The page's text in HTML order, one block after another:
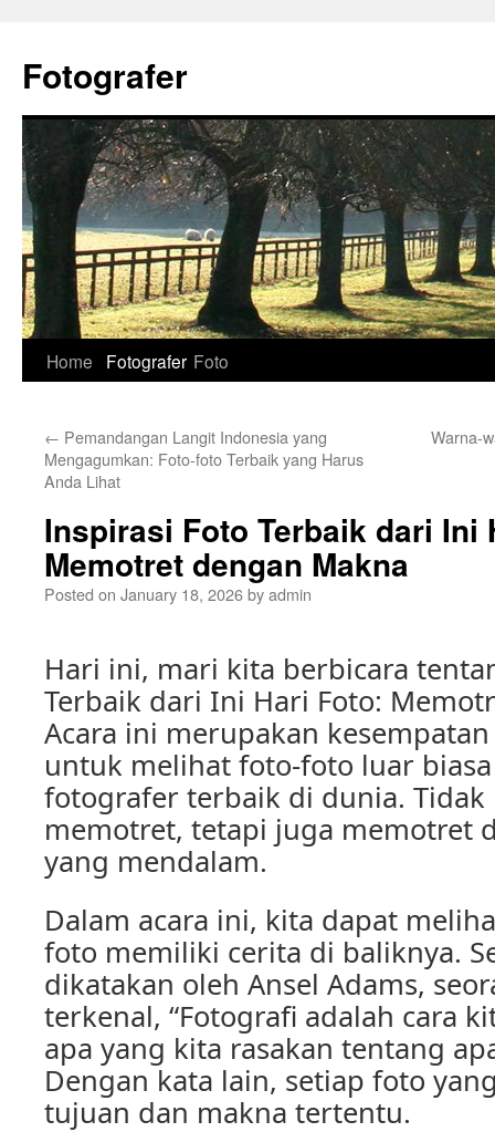
content
Fotografer
Home Fotografer Foto
← Pemandangan Langit Indonesia yang
Mengagumkan: Foto-foto Terbaik yang Harus
Anda Lihat
Warna-
Inspirasi Foto Terbaik dari Ini
Memotret dengan Makna
Posted on January 18, 2026byadmin
Hari ini, mari kita berbicara
Terbaik dari Ini Hari Foto:
Acara ini merupakan
untuk melihat foto-foto luar
fotografer terbaik di dunia. Tidak
memotret, tetapi juga memotret
yang mendalam.
Dalam acara ini, kita dapat
foto memiliki cerita di baliknya.
dikatakan oleh Ansel Adams,
terkenal, “Fotografi adalah cara
apa yang kita rasakan tentang
Dengan kata lain, setiap foto
tujuan dan makna tertentu.